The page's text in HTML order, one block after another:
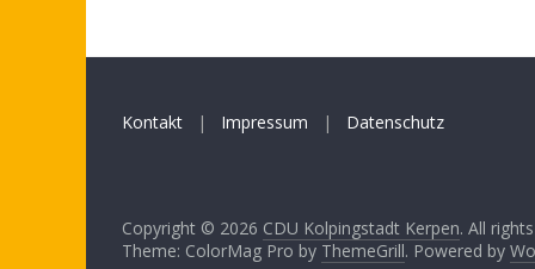
Kontakt | Impressum | Datenschutz
Copyright © 2026 CDU Kolpingstadt Kerpen. All
Theme: ColorMag Pro by ThemeGrill. Powered by